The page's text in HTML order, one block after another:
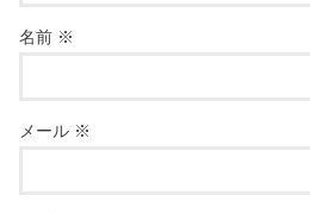
名前 ※
メール ※